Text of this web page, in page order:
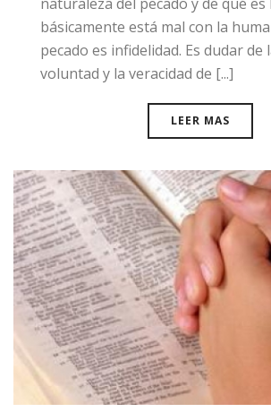
básicamente está mal con la
pecado es infidelidad. Es dudar de
voluntad y la veracidad de [...]
LEER MAS